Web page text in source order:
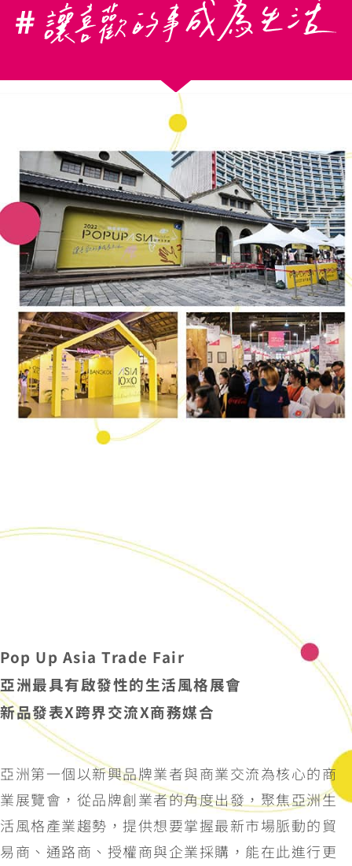
Pop Up Asia Trade Fair
亞洲最具有啟發性的生活風格展會
新品發表X跨界交流X商務媒合
亞洲第一個以新興品牌業者與商業交流為核心的商
業展覽會，從品牌創業者的角度出發，聚焦亞洲生
活風格產業趨勢，提供想要掌握最新市場脈動的貿
易商、通路商、授權商與企業採購，能在此進行更